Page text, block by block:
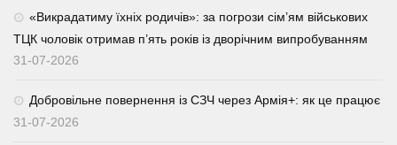
«Викрадатиму їхніх родичів»: за погрози сім’ям військових
ТЦК чоловік отримав п’ять років із дворічним випробуванням
31-07-2026
Добровільне повернення із СЗЧ через Армія+: як це працює
31-07-2026